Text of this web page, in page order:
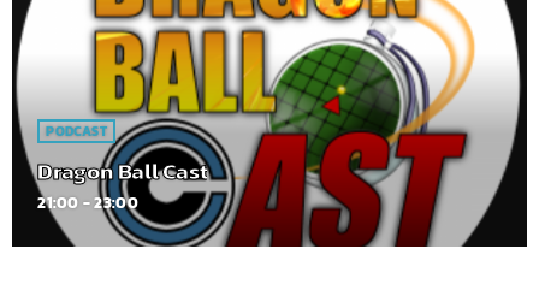
PODCAST
Dragon Ball Cast
21:00 - 23:00